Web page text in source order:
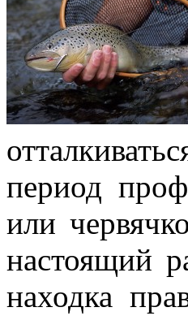
период
или
настоящий
находка